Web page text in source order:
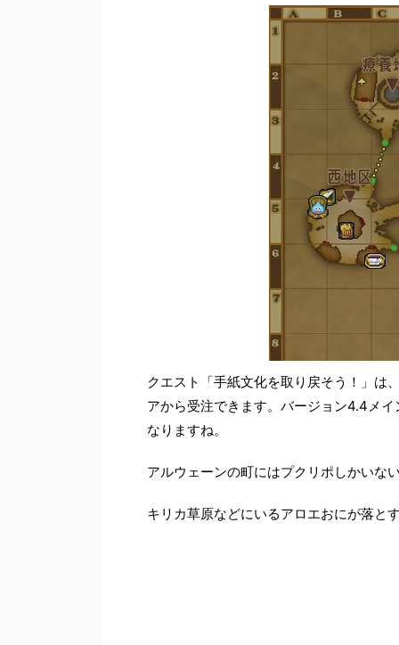
クエスト「手紙文化を取り戻そう！」は
アから受注できます。バージョン4.4メ
なりますね。
アルウェーンの町にはプクリポしかいな
キリカ草原などにいるアロエおにが落と